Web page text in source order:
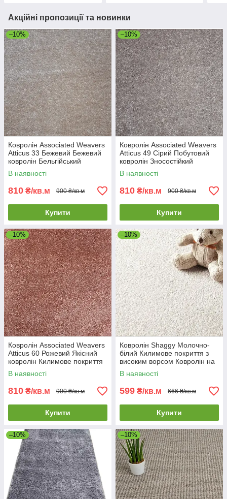
Акційні пропозиції та новинки
–10%
Ковролін Associated Weavers
Atticus 33 Бежевий Бежевий
ковролін Бельгійський
ковролін
В наявності
810 ₴/кв.м 900 ₴/кв.м
Купити
–10%
Ковролін Associated Weavers
Atticus 49 Сірий Побутовий
ковролін Зносостійкий
ковролін
В наявності
810 ₴/кв.м 900 ₴/кв.м
Купити
–10%
Ковролін Associated Weavers
Atticus 60 Рожевий Якісний
ковролін Килимове покриття
у вітальню
В наявності
810 ₴/кв.м 900 ₴/кв.м
Купити
–10%
Ковролін Shaggy Молочно-
білий Килимове покриття з
високим ворсом Ковролін на
відріз
В наявності
599 ₴/кв.м 666 ₴/кв.м
Купити
–10% –10%